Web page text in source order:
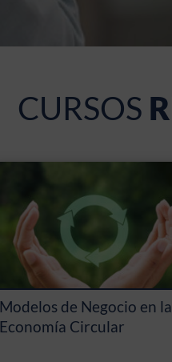
CURSOS
Modelos de Negocio en la
Economía Circular